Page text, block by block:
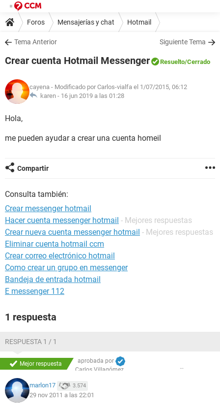
Foros Mensajerías y chat Hotmail
Tema Anterior Siguiente Tema
Crear cuenta Hotmail Messenger Resuelto/Cerrado
cayena - Modificado por Carlos-vialfa el 1/07/2015, 06:12
karen - 16 jun 2019 a las 01:28
Hola,
me pueden ayudar a crear una cuenta homeil
Compartir
Consulta también:
Crear messenger hotmail
Hacer cuenta messenger hotmail - Mejores respuestas
Crear nueva cuenta messenger hotmail - Mejores respuestas
Eliminar cuenta hotmail ccm
Crear correo electrónico hotmail
Como crear un grupo en messenger
Bandeja de entrada hotmail
E messenger 112
1 respuesta
RESPUESTA 1 / 1
Mejor respuesta
aprobada por
Carlos Villagómez
marlon17 3.574
29 nov 2011 a las 22:01